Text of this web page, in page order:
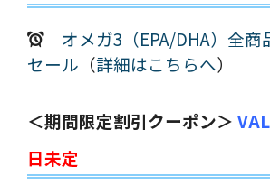
オメガ3（EPA/DHA）全商
セール （詳細はこちらへ）
＜期間限定割引クーポン＞
日未定